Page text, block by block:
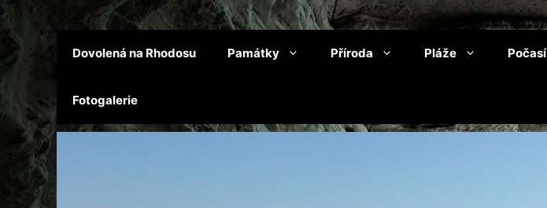
Dovolená na Rhodosu Památky Příroda Pláže Počasí
Fotogalerie